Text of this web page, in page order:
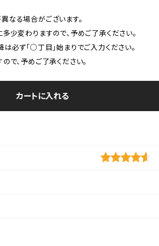
る場合がございます。
少変わりますので、予めご了承ください。
必ず「○丁目」始まりでご入力ください。
で、予めご了承ください。
カートに入れる